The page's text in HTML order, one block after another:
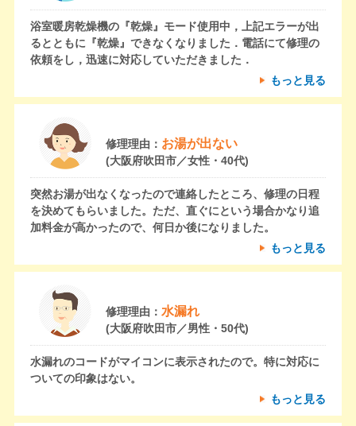
浴室暖房乾燥機の『乾燥』モード使用中，上記エラーが出
るとともに『乾燥』できなくなりました．電話にて修理の
依頼をし，迅速に対応していただきました．
もっと見る
修理理由： お湯が出ない
(大阪府吹田市／女性・40代)
突然お湯が出なくなったので連絡したところ、修理の日程
を決めてもらいました。ただ、直ぐにという場合かなり追
加料金が高かったので、何日か後になりました。
もっと見る
修理理由： 水漏れ
(大阪府吹田市／男性・50代)
水漏れのコードがマイコンに表示されたので。特に対応に
ついての印象はない。
もっと見る